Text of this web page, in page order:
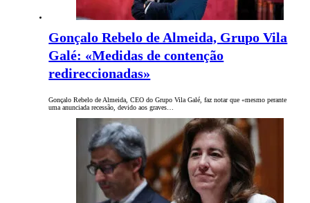
Gonçalo Rebelo de Almeida, Grupo Vila
Galé: «Medidas de contenção
redireccionadas»
Gonçalo Rebelo de Almeida, CEO do Grupo Vila Galé, faz notar que «mesmo perante
uma anunciada recessão, devido aos graves…